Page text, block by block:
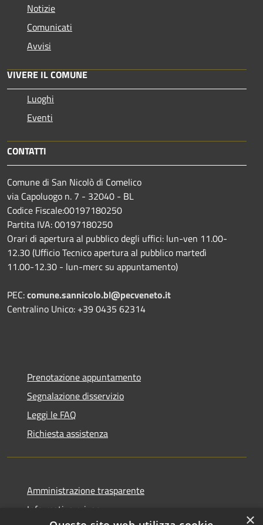
Notizie
Comunicati
Avvisi
VIVERE IL COMUNE
Luoghi
Eventi
CONTATTI
Comune di San Nicolò di Comelico
via Capoluogo n. 7 - 32040 - BL
Codice Fiscale:00197180250
Partita IVA: 00197180250
Orari di apertura al pubblico degli uffici: lun-ven 11.00-
12.30 (Ufficio Tecnico apertura al pubblico martedì
11.00-12.30 - lun-merc su appuntamento)
PEC:comune.sannicolo.bl@pecveneto.it
Centralino Unico: +39 0435 62314
Prenotazione appuntamento
Segnalazione disservizio
Leggi le FAQ
Richiesta assistenza
Amministrazione trasparente
Informativa privacy
×